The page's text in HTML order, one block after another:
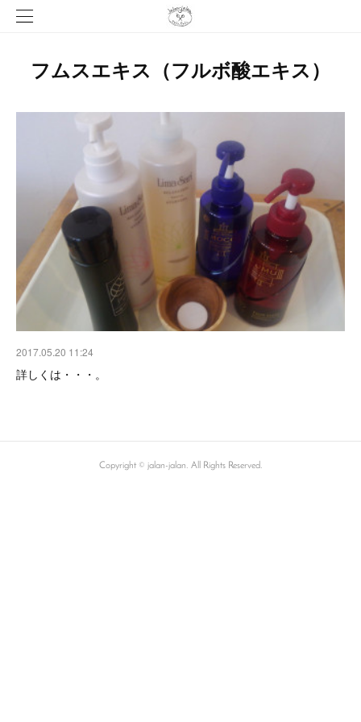
フムスエキス（フルボ酸エキス）
2017.05.20 11:24
詳しくは・・・。
Copyright © jalan-jalan. All Rights Reserved.